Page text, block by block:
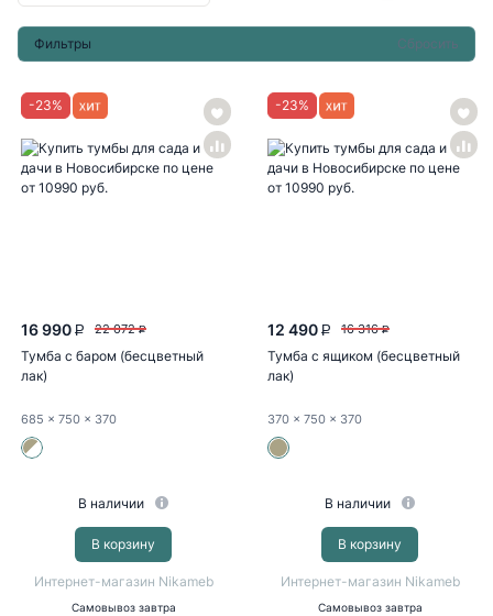
Фильтры Сбросить
-23%
16 990 P 22 072 P
Тумба с баром (бесцветный
лак)
685 x 750 x 370
В наличии
В корзину
Интернет-магазин Nikameb
Самовывоз завтра
-23%
12 490 P 16 316 P
Тумба с ящиком (бесцветный
лак)
370 x 750 x 370
В наличии
В корзину
Интернет-магазин Nikameb
Самовывоз завтра